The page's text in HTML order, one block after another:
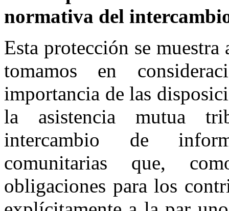
normativa del
Esta protección se
tomamos en
importancia de las
la asistencia mutua
intercambio de
comunitarias que,
obligaciones para los